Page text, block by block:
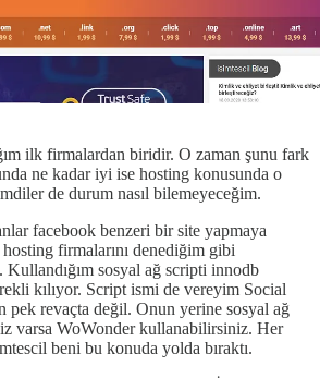
ilk firmalardan biridir. O zaman şunu fark
ne kadar iyi ise hosting konusunda o
de durum nasıl bilemeyeceğim.
facebook benzeri bir site yapmaya
hosting firmalarını denediğim gibi
Kullandığım sosyal ağ scripti innodb
kılıyor. Script ismi de vereyim Social
pek revaçta değil. Onun yerine sosyal ağ
varsa WoWonder kullanabilirsiniz. Her
beni bu konuda yolda bıraktı.